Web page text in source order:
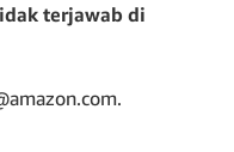
terjawab di